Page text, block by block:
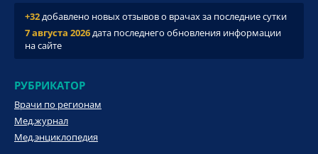
+32добавлено новых отзывов о врачах за последние сутки
7 августа 2026дата последнего обновления информации
на сайте
РУБРИКАТОР
Врачи по регионам
Мед.журнал
Мед.энциклопедия